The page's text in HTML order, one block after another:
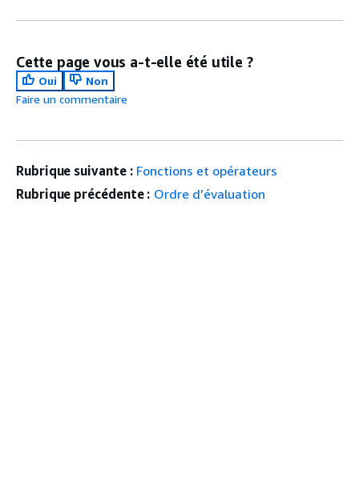
Cette page vous a-t-elle été utile ?
Oui
Non
Faire un commentaire
Rubrique suivante : Fonctions et opérateurs
Rubrique précédente : Ordre d’évaluation